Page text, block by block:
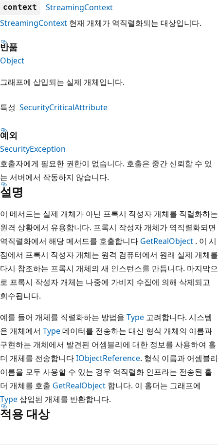
context
StreamingContext
StreamingContext 현재 개체가 역직렬화되는 대상입니다.
반품
Object
그래프에 삽입되는 실제 개체입니다.
특성 SecurityCriticalAttribute
예외
SecurityException
호출자에게 필요한 권한이 없습니다. 호출은 중간 신뢰할 수 있
는 서버에서 작동하지 않습니다.
설명
이 메서드는 실제 개체가 아닌 프록시 작성자 개체를 직렬화하는
원격 상황에서 유용합니다. 프록시 작성자 개체가 역직렬화되면
역직렬화에서 해당 메서드를 호출합니다 GetRealObject . 이 시
점에서 프록시 작성자 개체는 원격 컴퓨터에서 원래 실제 개체를
다시 참조하는 프록시 개체의 새 인스턴스를 만듭니다. 마지막으
로 프록시 작성자 개체는 나중에 가비지 수집에 의해 삭제되고
회수됩니다.
예를 들어 개체를 직렬화하는 방법을 Type 고려합니다. 시스템
은 개체에서 Type데이터를 전송하는 대신 형식 개체의 이름과
구현하는 개체에서 발견된 어셈블리에 대한 정보를 사용하여 홀
더 개체를 전송합니다IObjectReference. 형식 이름과 어셈블리
이름을 모두 사용할 수 있는 경우 역직렬화 인프라는 전송된 홀
더 개체를 호출 GetRealObject 합니다. 이 홀더는 그래프에
Type삽입된 개체를 반환합니다.
적용 대상